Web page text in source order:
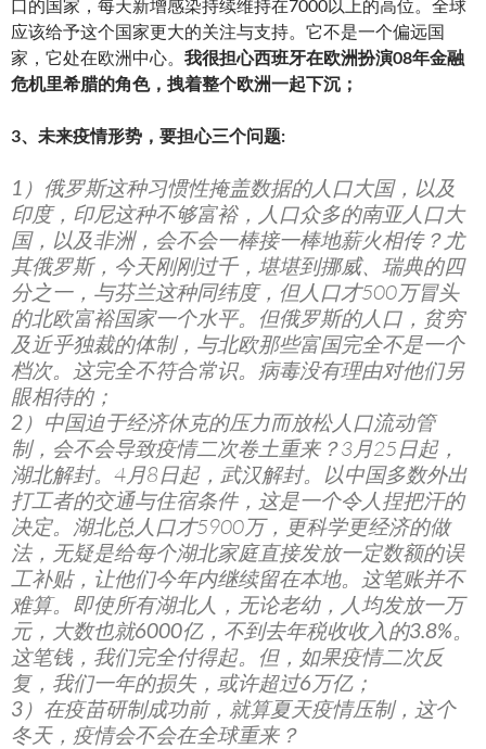
口的国家，每天新增感染持续维持在7000以上的高位。全球
应该给予这个国家更大的关注与支持。它不是一个偏远国
家，它处在欧洲中心。 我很担心西班牙在欧洲扮演08年金融
危机里希腊的角色，拽着整个欧洲一起下沉；
3、未来疫情形势，要担心三个问题:
1）俄罗斯这种习惯性掩盖数据的人口大国，以及
印度，印尼这种不够富裕，人口众多的南亚人口大
国，以及非洲，会不会一棒接一棒地薪火相传？ 尤
其俄罗斯，今天刚刚过千，堪堪到挪威、瑞典的四
分之一，与芬兰这种同纬度，但人口才500万冒头
的北欧富裕国家一个水平。但俄罗斯的人口，贫穷
及近乎独裁的体制，与北欧那些富国完全不是一个
档次。这完全不符合常识。病毒没有理由对他们另
眼相待的；
2）中国迫于经济休克的压力而放松人口流动管
制，会不会导致疫情二次卷土重来？3月25日起，
湖北解封。4月8日起，武汉解封。以中国多数外出
打工者的交通与住宿条件，这是一个令人捏把汗的
决定。湖北总人口才5900万，更科学更经济的做
法，无疑是给每个湖北家庭直接发放一定数额的误
工补贴，让他们今年内继续留在本地。
这笔账并不
难算。即使所有湖北人，无论老幼，人均发放一万
元，大数也就6000亿，不到去年税收收入的3.8%。
这笔钱，我们完全付得起。但，如果疫情二次反
复，我们一年的损失，或许超过6万亿；
3）在疫苗研制成功前，就算夏天疫情压制，这个
冬天，疫情会不会在全球重来？